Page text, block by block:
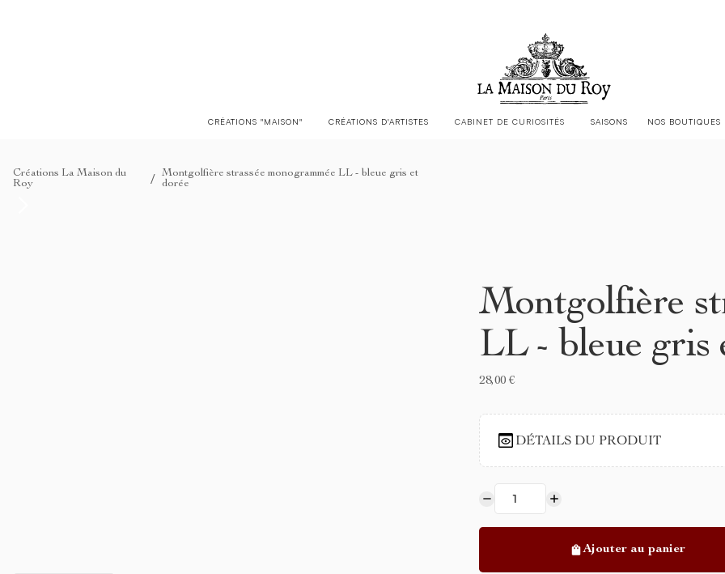
CRÉATIONS "MAISON" CRÉATIONS D'ARTISTES CABINET DE CURIOSITÉS SAISONS NOS BOUTIQUES
Créations La Maison du
Roy
/
Montgolfière strassée monogrammée LL - bleue gris et
dorée
Montgolfière
LL - bleue gris
28,00 €
DÉTAILS DU PRODUIT
Ajouter au panier